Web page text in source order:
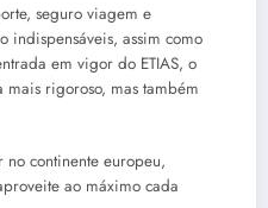
seguro viagem e
indispensáveis, assim como
em vigor do ETIAS, o
rigoroso, mas também
no continente europeu,
ao máximo cada